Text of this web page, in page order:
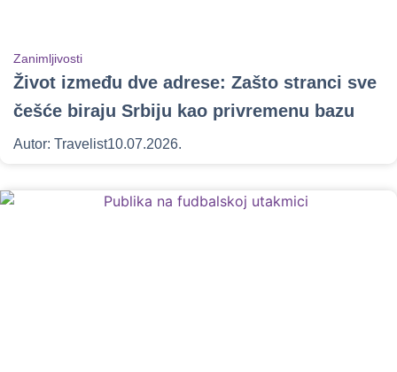
Zanimljivosti
Život između dve adrese: Zašto stranci sve
češće biraju Srbiju kao privremenu bazu
Autor: Travelist10.07.2026.